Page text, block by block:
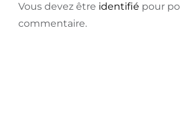
Vous devez être identifié pour
commentaire.